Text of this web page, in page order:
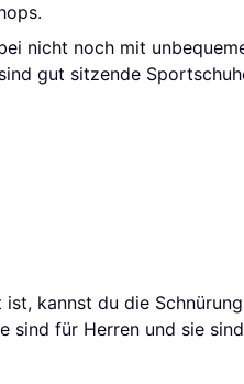
nicht noch mit
gut sitzende
kannst du die
sind für Herren und sie